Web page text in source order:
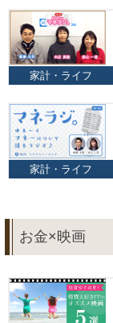
家計・ライフ
家計・ライフ
お金×映画